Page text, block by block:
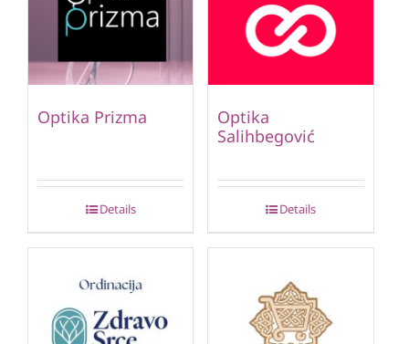
Optika Prizma
Details
Optika
Salihbegović
Details